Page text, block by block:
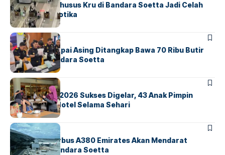
Ketika Jalur Khusus Kru di Bandara Soetta Jadi Celah
Sindikat Narkotika
BANDARA BERITA
Kopilot Maskapai Asing Ditangkap Bawa 70 Ribu Butir
Ekstasi di Bandara Soetta
BERITAINDEX
GM For A Day 2026 Sukses Digelar, 43 Anak Pimpin
Operasional Hotel Selama Sehari
BANDARA BERITA
8 Agustus, Airbus A380 Emirates Akan Mendarat
Perdana di Bandara Soetta